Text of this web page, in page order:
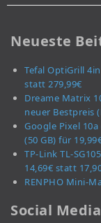
Neueste
Tefal OptiGrill
statt 279,99€
Dreame Matrix
neuer Bestpreis
Google Pixel
(50 GB) für
TP-Link TL-
14,69€ statt
RENPHO Mini-
Social